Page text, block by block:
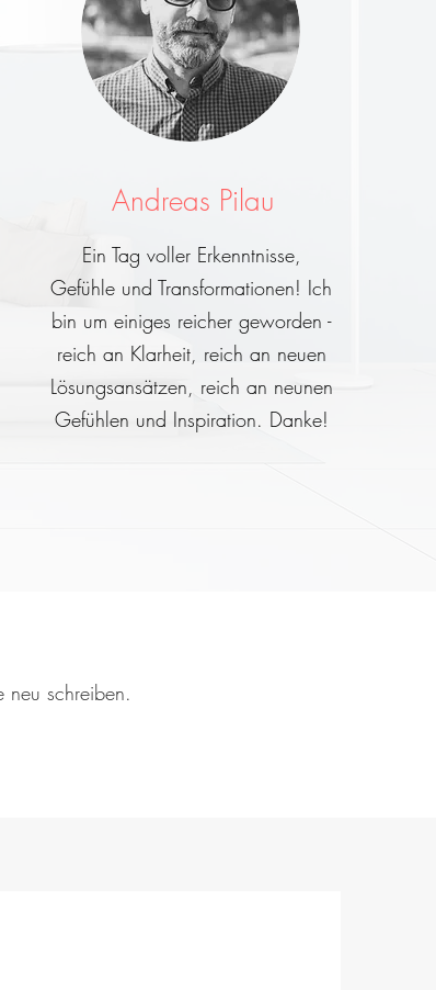
Andreas Pilau
Ein Tag voller Erkenntnisse,
Gefühle und Transformationen! Ich
bin um einiges reicher geworden -
reich an Klarheit, reich an neuen
Lösungsansätzen, reich an neunen
Gefühlen und Inspiration. Danke!
schreiben.